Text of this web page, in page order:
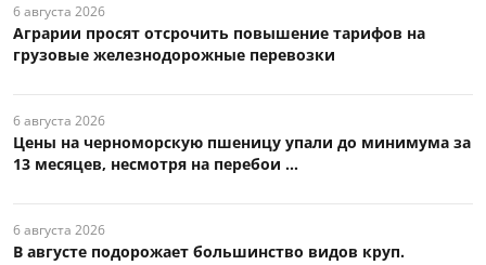
6 августа 2026
Аграрии просят отсрочить повышение тарифов на
грузовые железнодорожные перевозки
6 августа 2026
Цены на черноморскую пшеницу упали до минимума за
13 месяцев, несмотря на перебои ...
6 августа 2026
В августе подорожает большинство видов круп.